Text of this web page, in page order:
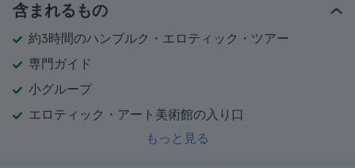
含まれるもの
約3時間のハンブルク・エロティック・ツアー
専門ガイド
小グループ
エロティック・アート美術館の入り口
もっと見る